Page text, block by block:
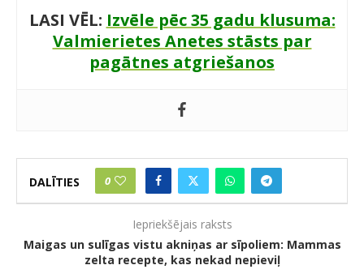
LASI VĒL: Izvēle pēc 35 gadu klusuma:
Valmierietes Anetes stāsts par
pagātnes atgriešanos
DALĪTIES 0
Iepriekšējais raksts
Maigas un sulīgas vistu akniņas ar sīpoliem: Mammas
zelta recepte, kas nekad nepieviļ